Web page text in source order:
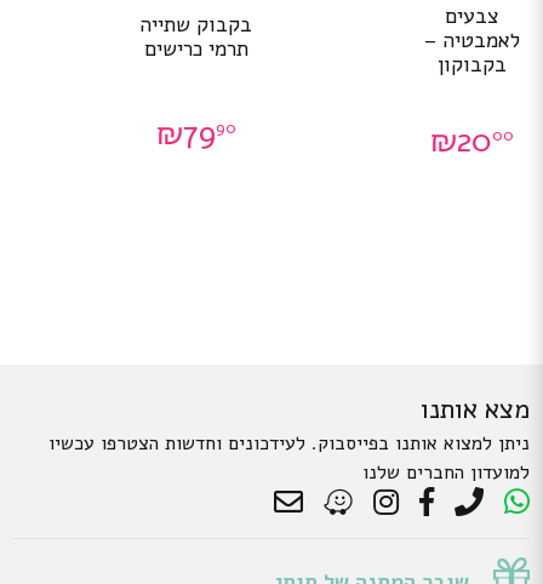
צבעים
לאמבטיה –
בקבוקון
₪2000
בקבוק שתייה
תרמי כרישים
₪7990
מצא אותנו
ניתן למצוא אותנו בפייסבוק. לעידכונים וחדשות הצטרפו עכשיו
למועדון החברים שלנו